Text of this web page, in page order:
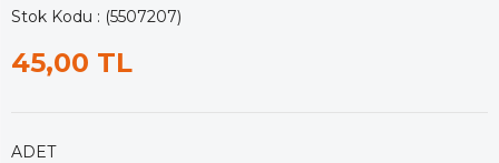
Stok Kodu (5507207)
45,00 TL
ADET